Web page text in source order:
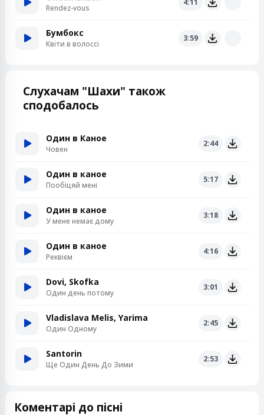
Rendez-vous
4:11
Бумбокс
Квiти в волоссi
3:59
Слухачам "Шахи" також
сподобалось
Один в Каное
Човен
2:44
Один в каное
Пообіцяй мені
5:17
Один в каное
У мене немає дому
3:18
Один в каное
Реквієм
4:16
Dovi, Skofka
Один день потому
3:01
Vladislava Melis, Yarima
Один Одному
2:45
Santorin
Ще Один День До Зими
2:53
Коментарі до пісні